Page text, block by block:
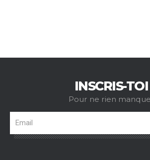
INSCRIS-TOI
Pour ne rien